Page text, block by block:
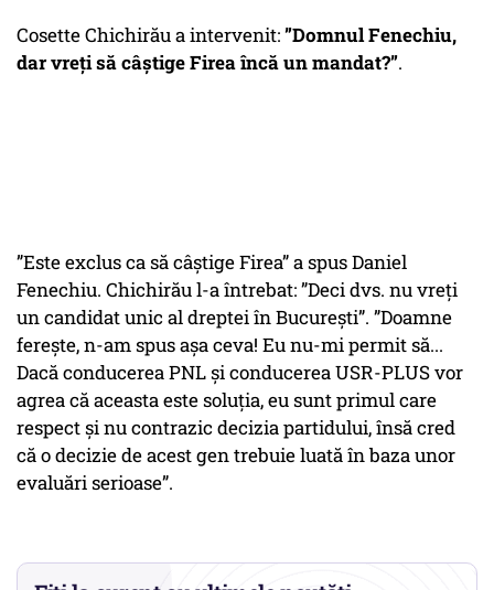
Cosette Chichirău a intervenit:”Domnul Fenechiu,
dar vreți să câștige Firea încă un mandat?”.
”Este exclus ca să câștige Firea” a spus Daniel
Fenechiu. Chichirău l-a întrebat: ”Deci dvs. nu vreți
un candidat unic al dreptei în București”. ”Doamne
ferește, n-am spus așa ceva! Eu nu-mi permit să...
Dacă conducerea PNL și conducerea USR-PLUS vor
agrea că aceasta este soluția, eu sunt primul care
respect și nu contrazic decizia partidului, însă cred
că o decizie de acest gen trebuie luată în baza unor
evaluări serioase”.